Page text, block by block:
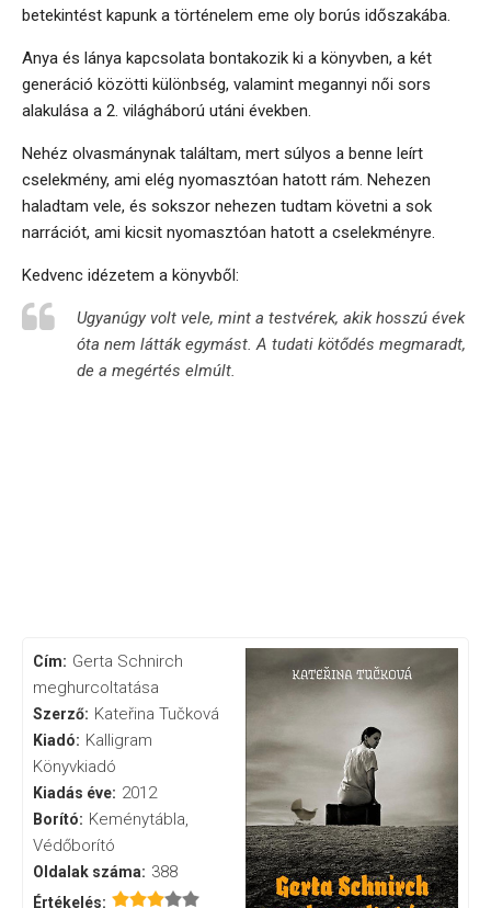
betekintést kapunk a történelem eme oly borús időszakába.
Anya és lánya kapcsolata bontakozik ki a könyvben, a két
generáció közötti különbség, valamint megannyi női sors
alakulása a 2. világháború utáni években.
Nehéz olvasmánynak találtam, mert súlyos a benne leírt
cselekmény, ami elég nyomasztóan hatott rám. Nehezen
haladtam vele, és sokszor nehezen tudtam követni a sok
narrációt, ami kicsit nyomasztóan hatott a cselekményre.
Kedvenc idézetem a könyvből:
Ugyanúgy volt vele, mint a testvérek, akik hosszú évek
óta nem látták egymást. A tudati kötődés megmaradt,
de a megértés elmúlt.
Cím: Gerta ​Schnirch
meghurcoltatása
Szerző: Kateřina Tučková
Kiadó: Kalligram
Könyvkiadó
Kiadás éve: 2012
Borító: Keménytábla,
Védőborító
Oldalak száma: 388
Értékelés: